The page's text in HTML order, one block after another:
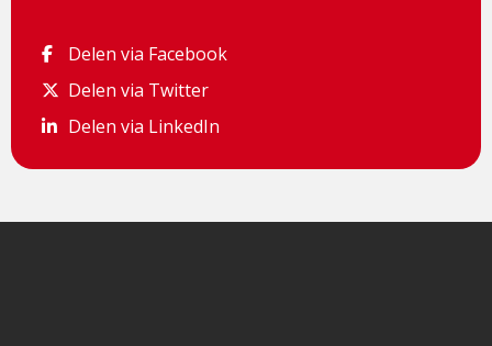
Delen via Facebook
Delen via Facebook
Delen via Twitter
Delen via Twitter
Delen via LinkedIn
Delen via LinkedIn